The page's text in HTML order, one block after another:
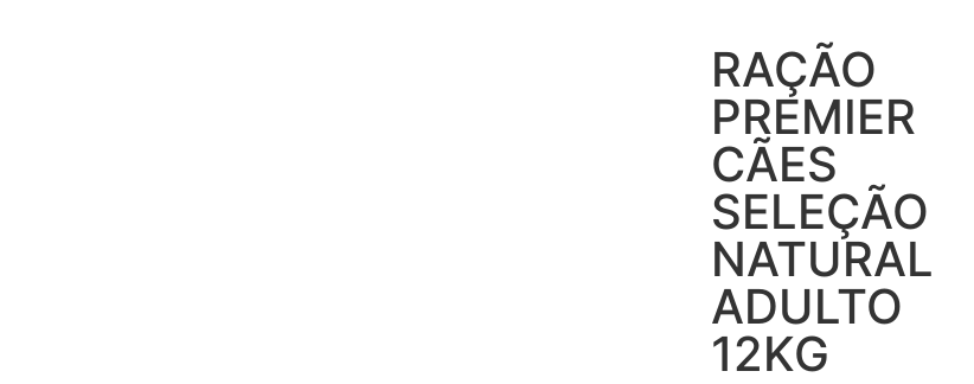
RAÇÃO
PREMIER
CÃES
SELEÇÃO
NATURAL
ADULTO
12KG